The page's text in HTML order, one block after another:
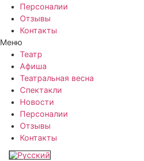
Персоналии
Отзывы
Контакты
Меню
Театр
Афиша
Театральная весна
Спектакли
Новости
Персоналии
Отзывы
Контакты